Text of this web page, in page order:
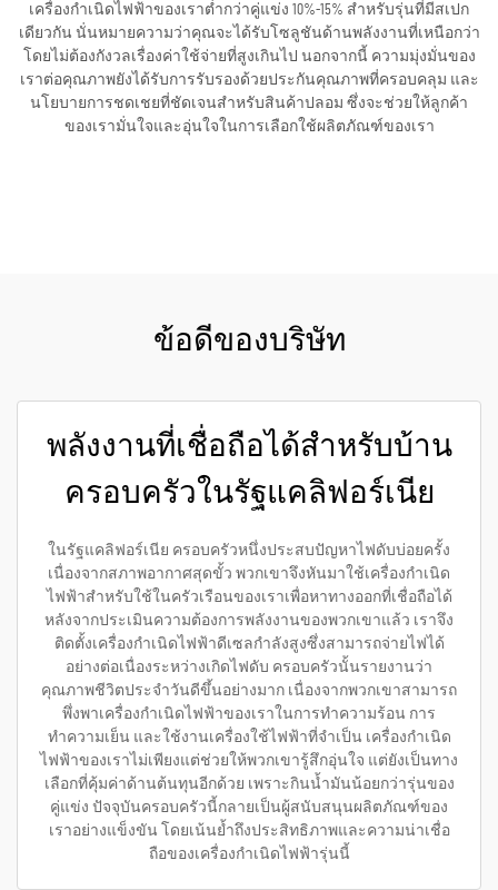
เครื่องกำเนิดไฟฟ้าของเราต่ำกว่าคู่แข่ง 10%-15% สำหรับรุ่นที่มีสเปก
เดียวกัน นั่นหมายความว่าคุณจะได้รับโซลูชันด้านพลังงานที่เหนือกว่า
โดยไม่ต้องกังวลเรื่องค่าใช้จ่ายที่สูงเกินไป นอกจากนี้ ความมุ่งมั่นของ
เราต่อคุณภาพยังได้รับการรับรองด้วยประกันคุณภาพที่ครอบคลุม และ
นโยบายการชดเชยที่ชัดเจนสำหรับสินค้าปลอม ซึ่งจะช่วยให้ลูกค้า
ของเรามั่นใจและอุ่นใจในการเลือกใช้ผลิตภัณฑ์ของเรา
ข้อดีของบริษัท
พลังงานที่เชื่อถือได้สำหรับบ้าน
ครอบครัวในรัฐแคลิฟอร์เนีย
ในรัฐแคลิฟอร์เนีย ครอบครัวหนึ่งประสบปัญหาไฟดับบ่อยครั้ง
เนื่องจากสภาพอากาศสุดขั้ว พวกเขาจึงหันมาใช้เครื่องกำเนิด
ไฟฟ้าสำหรับใช้ในครัวเรือนของเราเพื่อหาทางออกที่เชื่อถือได้
หลังจากประเมินความต้องการพลังงานของพวกเขาแล้ว เราจึง
ติดตั้งเครื่องกำเนิดไฟฟ้าดีเซลกำลังสูงซึ่งสามารถจ่ายไฟได้
อย่างต่อเนื่องระหว่างเกิดไฟดับ ครอบครัวนั้นรายงานว่า
คุณภาพชีวิตประจำวันดีขึ้นอย่างมาก เนื่องจากพวกเขาสามารถ
พึ่งพาเครื่องกำเนิดไฟฟ้าของเราในการทำความร้อน การ
ทำความเย็น และใช้งานเครื่องใช้ไฟฟ้าที่จำเป็น เครื่องกำเนิด
ไฟฟ้าของเราไม่เพียงแต่ช่วยให้พวกเขารู้สึกอุ่นใจ แต่ยังเป็นทาง
เลือกที่คุ้มค่าด้านต้นทุนอีกด้วย เพราะกินน้ำมันน้อยกว่ารุ่นของ
คู่แข่ง ปัจจุบันครอบครัวนี้กลายเป็นผู้สนับสนุนผลิตภัณฑ์ของ
เราอย่างแข็งขัน โดยเน้นย้ำถึงประสิทธิภาพและความน่าเชื่อ
ถือของเครื่องกำเนิดไฟฟ้ารุ่นนี้